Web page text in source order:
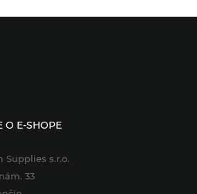
O E-SHOPE
Supplies s.r.o.
33